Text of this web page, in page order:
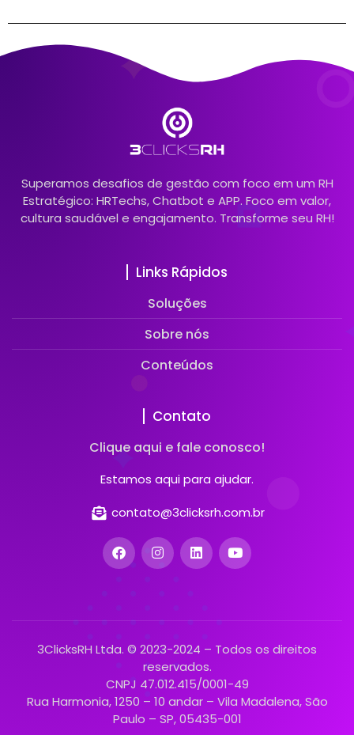
Superamos desafios de gestão com foco em um RH
Estratégico: HRTechs, Chatbot e APP. Foco em valor,
cultura saudável e engajamento. Transforme seu RH!
Links Rápidos
Soluções
Sobre nós
Conteúdos
Contato
Clique aqui e fale conosco!
Estamos aqui para ajudar.
contato@3clicksrh.com.br
3ClicksRH Ltda. © 2023-2024 – Todos os direitos
reservados.
CNPJ 47.012.415/0001-49
Rua Harmonia, 1250 – 10 andar – Vila Madalena, São
Paulo – SP, 05435-001